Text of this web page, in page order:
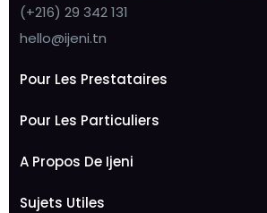
(+216) 29 342 131
hello@ijeni.tn
Pour Les Prestataires
Pour Les Particuliers
A Propos De Ijeni
Sujets Utiles